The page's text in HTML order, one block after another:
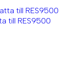
till RES9500